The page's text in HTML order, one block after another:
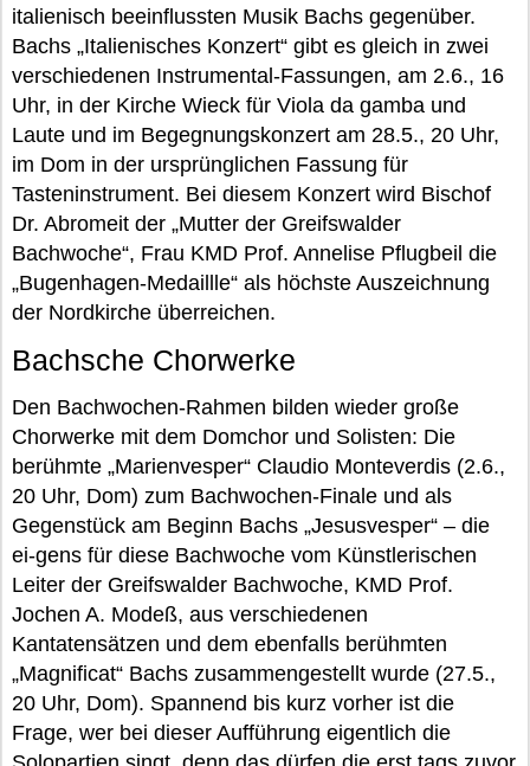
italienisch beeinflussten Musik Bachs gegenüber.
Bachs „Italienisches Konzert“ gibt es gleich in zwei
verschiedenen Instrumental-Fassungen, am 2.6., 16
Uhr, in der Kirche Wieck für Viola da gamba und
Laute und im Begegnungskonzert am 28.5., 20 Uhr,
im Dom in der ursprünglichen Fassung für
Tasteninstrument. Bei diesem Konzert wird Bischof
Dr. Abromeit der „Mutter der Greifswalder
Bachwoche“, Frau KMD Prof. Annelise Pflugbeil die
„Bugenhagen-Medaillle“ als höchste Auszeichnung
der Nordkirche überreichen.
Bachsche Chorwerke
Den Bachwochen-Rahmen bilden wieder große
Chorwerke mit dem Domchor und Solisten: Die
berühmte „Marienvesper“ Claudio Monteverdis (2.6.,
20 Uhr, Dom) zum Bachwochen-Finale und als
Gegenstück am Beginn Bachs „Jesusvesper“ – die
ei-gens für diese Bachwoche vom Künstlerischen
Leiter der Greifswalder Bachwoche, KMD Prof.
Jochen A. Modeß, aus verschiedenen
Kantatensätzen und dem ebenfalls berühmten
„Magnificat“ Bachs zusammengestellt wurde (27.5.,
20 Uhr, Dom). Spannend bis kurz vorher ist die
Frage, wer bei dieser Aufführung eigentlich die